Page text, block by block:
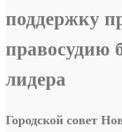
поддержку
правосудию
лидера
Городской совет